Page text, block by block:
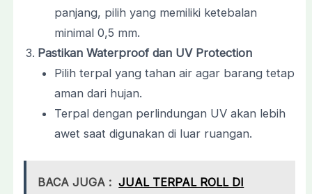
panjang, pilih yang memiliki ketebalan
minimal 0,5 mm.
Pastikan Waterproof dan UV Protection
Pilih terpal yang tahan air agar barang tetap
aman dari hujan.
Terpal dengan perlindungan UV akan lebih
awet saat digunakan di luar ruangan.
BACA JUGA : JUAL TERPAL ROLL DI